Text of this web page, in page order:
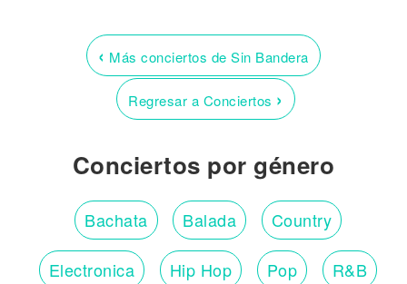
‹ Más conciertos de Sin Bandera
Regresar a Conciertos ›
Conciertos por género
Bachata Balada Country
Electronica Hip Hop Pop R&B